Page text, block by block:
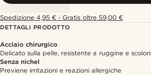
Spedizione 4,95 € - Gratis oltre 59,00 €
DETTAGLI PRODOTTO
Acciaio chirurgico
Delicato sulla pelle, resistente a ruggine e
Senza nichel
Previene irritazioni e reazioni allergiche